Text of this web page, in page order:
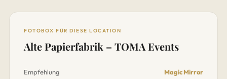
FOTOBOX FÜR DIESE LOCATION
Alte Papierfabrik – TOMA Events
Empfehlung Magic Mirror